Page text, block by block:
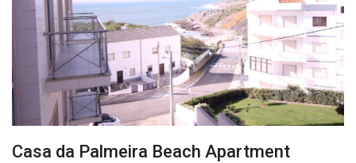
Casa da Palmeira Beach Apartment